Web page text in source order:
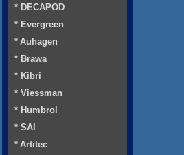
* DECAPOD
* Evergreen
* Auhagen
* Brawa
* Kibri
* Viessman
* Humbrol
* SAI
* Artitec